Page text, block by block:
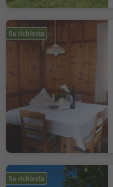
Su richiesta
Su richiesta